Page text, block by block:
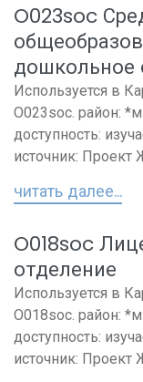
O023soc
дошкольное
Используется в
O023soc. район:
доступность:
источник: Проект
читать далее...
O018soc
отделение
Используется в
O018soc. район:
доступность:
источник: Проект